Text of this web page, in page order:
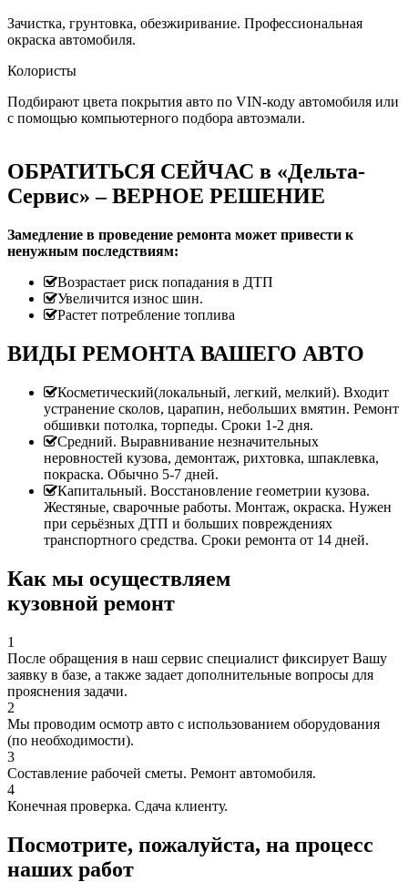
Зачистка, грунтовка, обезжиривание. Профессиональная
окраска автомобиля.
Колористы
Подбирают цвета покрытия авто по VIN-коду автомобиля или
с помощью компьютерного подбора автоэмали.
ОБРАТИТЬСЯ СЕЙЧАС в «Дельта-
Сервис» – ВЕРНОЕ РЕШЕНИЕ
Замедление в проведение ремонта может привести к
ненужным последствиям:
Возрастает риск попадания в ДТП
Увеличится износ шин.
Растет потребление топлива
ВИДЫ РЕМОНТА ВАШЕГО АВТО
Косметический(локальный, легкий, мелкий). Входит
устранение сколов, царапин, небольших вмятин. Ремонт
обшивки потолка, торпеды. Сроки 1-2 дня.
Средний. Выравнивание незначительных
неровностей кузова, демонтаж, рихтовка, шпаклевка,
покраска. Обычно 5-7 дней.
Капитальный. Восстановление геометрии кузова.
Жестяные, сварочные работы. Монтаж, окраска. Нужен
при серьёзных ДТП и больших повреждениях
транспортного средства. Сроки ремонта от 14 дней.
Как мы осуществляем
кузовной ремонт
1
После обращения в наш сервис специалист фиксирует Вашу
заявку в базе, а также задает дополнительные вопросы для
прояснения задачи.
2
Мы проводим осмотр авто с использованием оборудования
(по необходимости).
3
Составление рабочей сметы. Ремонт автомобиля.
4
Конечная проверка. Сдача клиенту.
Посмотрите, пожалуйста, на процесс
наших работ